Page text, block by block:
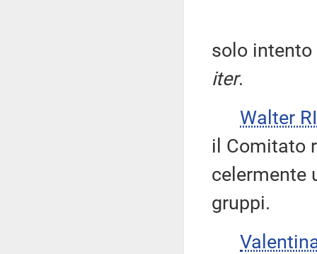
solo
iter.
Walter
il Comitato
celermente
gruppi.